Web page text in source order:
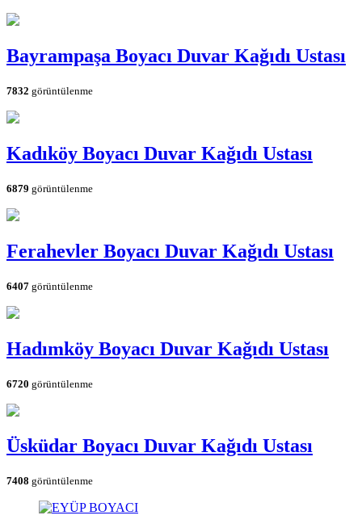
Bayrampaşa Boyacı Duvar Kağıdı Ustası
7832 görüntülenme
Kadıköy Boyacı Duvar Kağıdı Ustası
6879 görüntülenme
Ferahevler Boyacı Duvar Kağıdı Ustası
6407 görüntülenme
Hadımköy Boyacı Duvar Kağıdı Ustası
6720 görüntülenme
Üsküdar Boyacı Duvar Kağıdı Ustası
7408 görüntülenme